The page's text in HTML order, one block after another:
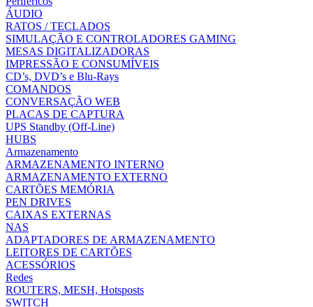
ÁUDIO
RATOS / TECLADOS
SIMULAÇÃO E CONTROLADORES GAMING
MESAS DIGITALIZADORAS
IMPRESSÃO E CONSUMÍVEIS
CD’s, DVD’s e Blu-Rays
COMANDOS
CONVERSAÇÃO WEB
PLACAS DE CAPTURA
UPS Standby (Off-Line)
HUBS
Armazenamento
ARMAZENAMENTO INTERNO
ARMAZENAMENTO EXTERNO
CARTÕES MEMÓRIA
PEN DRIVES
CAIXAS EXTERNAS
NAS
ADAPTADORES DE ARMAZENAMENTO
LEITORES DE CARTÕES
ACESSÓRIOS
Redes
ROUTERS, MESH, Hotsposts
SWITCH